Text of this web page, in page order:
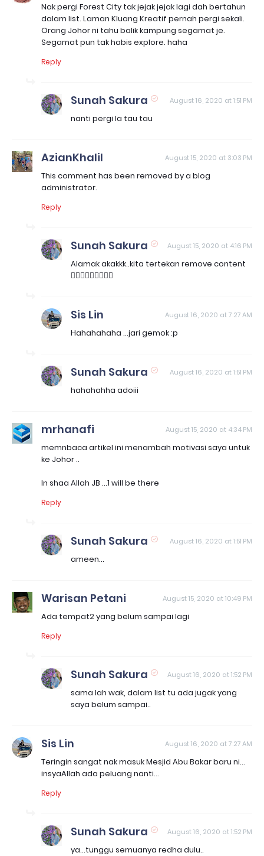
Nak pergi Forest City tak jejak jejak lagi dah bertahun
dalam list. Laman Kluang Kreatif pernah pergi sekali.
Orang Johor ni tahu balik kampung segamat je.
Segamat pun tak habis explore. haha
Reply
Sunah Sakura August 16, 2020 at 1:51 PM
nanti pergi la tau tau
AzianKhalil August 15, 2020 at 3:03 PM
This comment has been removed by a blog
administrator.
Reply
Sunah Sakura August 15, 2020 at 4:16 PM
Alamak akakkk..kita tertekan remove content
🤦🏻‍♀️🤦🏻‍♀️🤦🏻‍♀️
Sis Lin August 16, 2020 at 7:27 AM
Hahahahaha ...jari gemok :p
Sunah Sakura August 16, 2020 at 1:51 PM
hahahahha adoiii
mrhanafi August 15, 2020 at 4:34 PM
memnbaca artikel ini menambah motivasi saya untuk
ke Johor ..
In shaa Allah JB ...1 will be there
Reply
Sunah Sakura August 16, 2020 at 1:51 PM
ameen...
Warisan Petani August 15, 2020 at 10:49 PM
Ada tempat2 yang belum sampai lagi
Reply
Sunah Sakura August 16, 2020 at 1:52 PM
sama lah wak, dalam list tu ada jugak yang
saya belum sampai..
Sis Lin August 16, 2020 at 7:27 AM
Teringin sangat nak masuk Mesjid Abu Bakar baru ni...
insyaAllah ada peluang nanti...
Reply
Sunah Sakura August 16, 2020 at 1:52 PM
ya...tunggu semuanya redha dulu..